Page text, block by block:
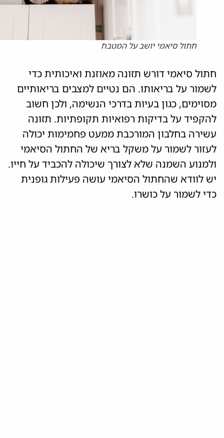
חתול סיאמי יושב על המטבח
חתול סיאמי דורש תזונה מאוזנת ואיכותית כדי
לשמור על בריאותו. הם נטיים למצבים בריאותיים
מסוימים, כגון בעיות בדרכי הנשימה, ולכן חשוב
להקפיד על בדיקות רפואיות תקופתיות. תזונה
עשירה בחלבון המורכבת ממעט פחמימות יכולה
לעזור לשמור על משקל בריא של החתול הסיאמי
ולמנוע השמנה שלא לצורך שיכולה להכביד על חייו.
יש לוודא שהחתול הסיאמי עושה פעילות גופנית
כדי לשמור על כושרו.